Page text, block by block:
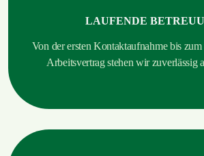
LAUFENDE
Von der ersten Kontaktaufnahme bis zum
Arbeitsvertrag stehen wir zuverlässig